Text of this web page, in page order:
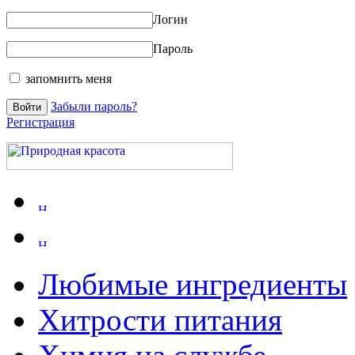
Логин
Пароль
запомнить меня
Забыли пароль?
Регистрация
Любимые ингредиенты
Хитрости питания